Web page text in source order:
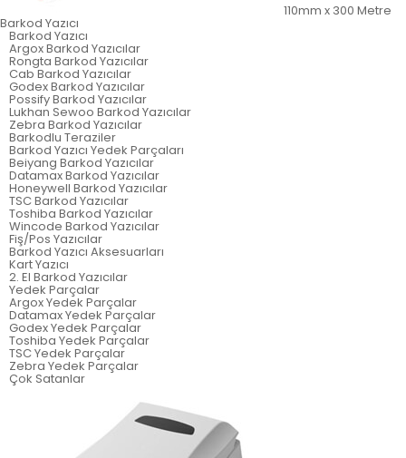
110mm x 300 Metre
Barkod Yazıcı
Barkod Yazıcı
Argox Barkod Yazıcılar
Rongta Barkod Yazıcılar
Cab Barkod Yazıcılar
Godex Barkod Yazıcılar
Possify Barkod Yazıcılar
Lukhan Sewoo Barkod Yazıcılar
Zebra Barkod Yazıcılar
Barkodlu Teraziler
Barkod Yazıcı Yedek Parçaları
Beiyang Barkod Yazıcılar
Datamax Barkod Yazıcılar
Honeywell Barkod Yazıcılar
TSC Barkod Yazıcılar
Toshiba Barkod Yazıcılar
Wincode Barkod Yazıcılar
Fiş/Pos Yazıcılar
Barkod Yazıcı Aksesuarları
Kart Yazıcı
2. El Barkod Yazıcılar
Yedek Parçalar
Argox Yedek Parçalar
Datamax Yedek Parçalar
Godex Yedek Parçalar
Toshiba Yedek Parçalar
TSC Yedek Parçalar
Zebra Yedek Parçalar
Çok Satanlar